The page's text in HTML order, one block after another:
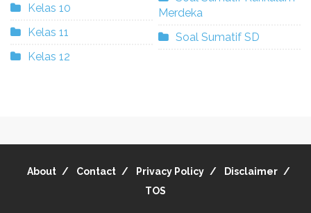
Kelas 10
Kelas 11
Kelas 12
Merdeka
Soal Sumatif SD
About Contact Privacy Policy
Disclaimer
TOS